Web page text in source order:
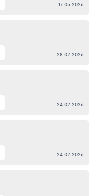
17.05.2026
28.02.2026
24.02.2026
24.02.2026